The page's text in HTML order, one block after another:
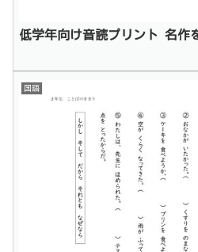
低学年向け音読プリント 名
国語